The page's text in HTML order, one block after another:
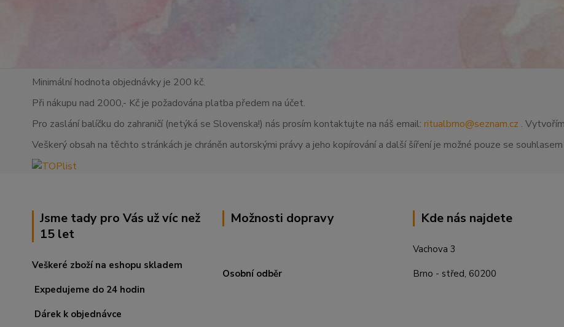
Minimální hodnota objednávky je 200 kč.
Při nákupu nad 2000,- Kč je požadována platba předem na účet.
Pro zaslání balíčku do zahraničí (netýká se Slovenska!) nás prosím kontaktujte na náš email: ritualbrno@seznam.cz .
Veškerý obsah na těchto stránkách je chráněn autorskými právy a jeho kopírování a další šíření je možné pouze se
Jsme tady pro Vás už víc než
15 let
Veškeré zboží na eshopu skladem
Expedujeme do 24 hodin
Dárek k objednávce
Možnosti dopravy
Osobní odběr
Kde nás najdete
Vachova 3
Brno - střed, 60200